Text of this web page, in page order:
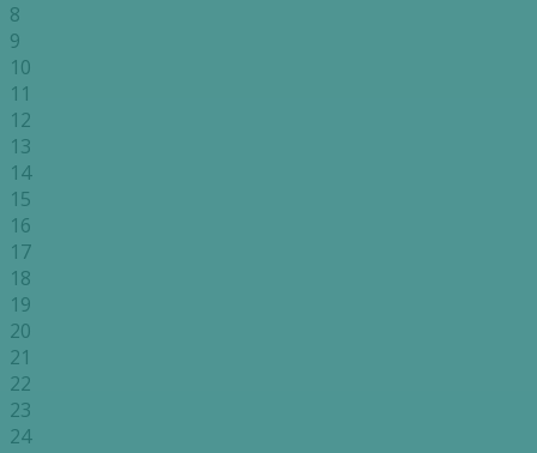
8
9
10
11
12
13
14
15
16
17
18
19
20
21
22
23
24